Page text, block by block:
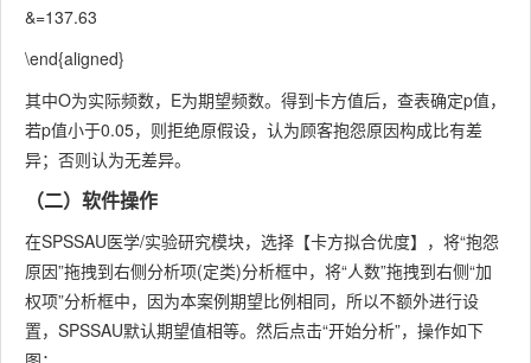
&=137.63
\end{aligned}
其中O为实际频数，E为期望频数。得到卡方值后，查表确定p值，
若p值小于0.05，则拒绝原假设，认为顾客抱怨原因构成比有差
异；否则认为无差异。
（二）软件操作
在SPSSAU医学/实验研究模块，选择【卡方拟合优度】，将“抱怨
原因”拖拽到右侧分析项(定类)分析框中，将“人数”拖拽到右侧“加
权项”分析框中，因为本案例期望比例相同，所以不额外进行设
置，SPSSAU默认期望值相等。然后点击“开始分析”，操作如下